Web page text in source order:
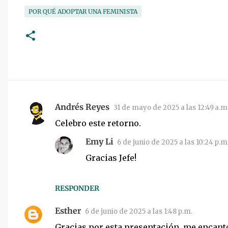
POR QUÉ ADOPTAR UNA FEMINISTA
C
r
Andrés Reyes 31 de mayo de 2025 a las 12:49
Celebro este retorno.
RESPONDER
Emy Li 6 de junio de 2025 a las 10:24
Gracias Jefe!
Esther 6 de junio de 2025 a las 1:48 p.m.